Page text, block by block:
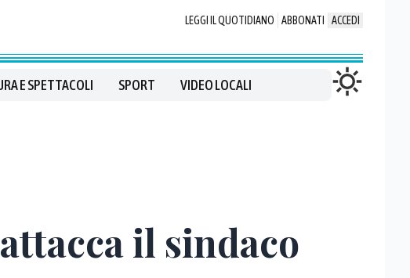
LEGGI IL QUOTIDIANO ABBONATI ACCEDI
E SPETTACOLI SPORT VIDEO LOCALI
il sindaco